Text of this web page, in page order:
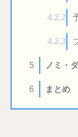
4.2.2
4.2.3
5 ノミ・
6 まとめ